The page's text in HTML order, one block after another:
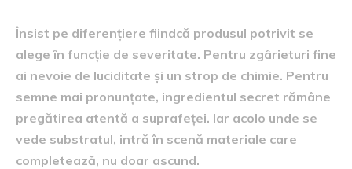
Însist pe diferențiere fiindcă produsul potrivit se
alege în funcție de severitate. Pentru zgârieturi fine
ai nevoie de luciditate și un strop de chimie. Pentru
semne mai pronunțate, ingredientul secret rămâne
pregătirea atentă a suprafeței. Iar acolo unde se
vede substratul, intră în scenă materiale care
completează, nu doar ascund.